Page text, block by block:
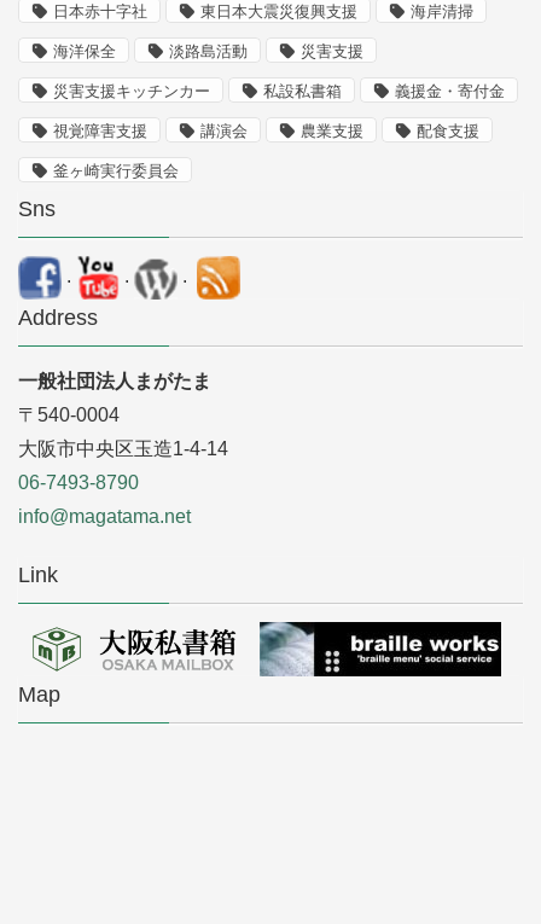
日本赤十字社 東日本大震災復興支援 海岸清掃
海洋保全 淡路島活動 災害支援
災害支援キッチンカー 私設私書箱 義援金・寄付金
視覚障害支援 講演会 農業支援 配食支援
釜ヶ崎実行委員会
Sns
. . .
Address
一般社団法人まがたま
〒540-0004
大阪市中央区玉造1-4-14
06-7493-8790
info@magatama.net
Link
Map